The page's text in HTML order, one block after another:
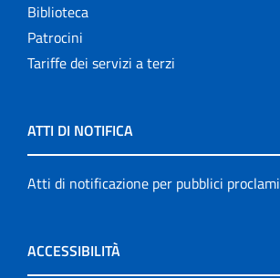
Biblioteca
Patrocini
Tariffe dei servizi a terzi
ATTI DI NOTIFICA
Atti di notificazione per pubblici proclami
ACCESSIBILITÀ